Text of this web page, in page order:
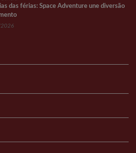
das férias: Space Adventure une diversão